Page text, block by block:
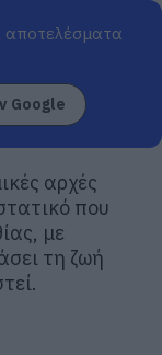
αποτελέσματα
Google
αρχές
που
με
τη ζωή